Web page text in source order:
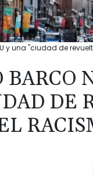
y una "ciudad de
DE